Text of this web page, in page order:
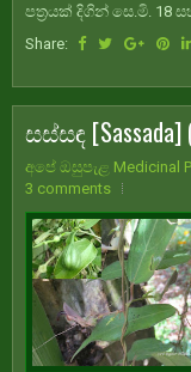
පත්‍රයක් දිගින් සෙ.මි. 18
Share:
සස්සඳ [Sassada]
අපේ ඔසුපැළ Medicinal
3 comments